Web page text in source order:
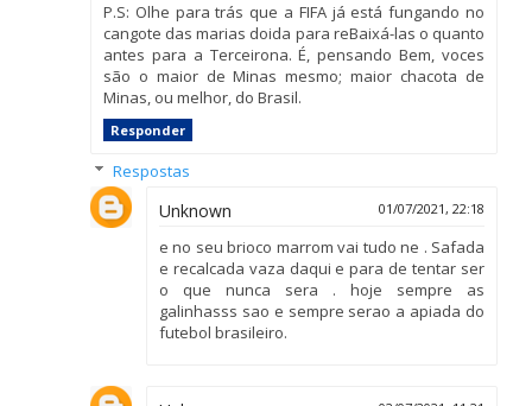
P.S: Olhe para trás que a FIFA já está fungando no
cangote das marias doida para reBaixá-las o quanto
antes para a Terceirona. É, pensando Bem, voces
são o maior de Minas mesmo; maior chacota de
Minas, ou melhor, do Brasil.
Responder
Respostas
Unknown 01/07/2021, 22:18
e no seu brioco marrom vai tudo ne . Safada
e recalcada vaza daqui e para de tentar ser
o que nunca sera . hoje sempre as
galinhasss sao e sempre serao a apiada do
futebol brasileiro.